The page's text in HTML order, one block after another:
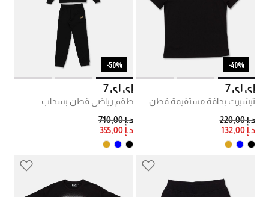
40%-
إي آي 7
تيشيرت بحافة مستقيمة قطن
PRICE REDUCED FROM
د.إ 220,00
TO
د.إ 132,00
50%-
إي آي 7
طقم رياضي قطن بسحاب
PRICE REDUCED FROM
د.إ 710,00
د.إ 355,00